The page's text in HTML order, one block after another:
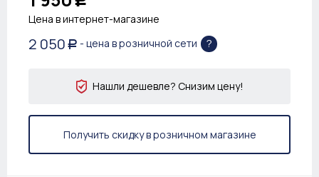
Цена в интернет-магазине
2 050 Р - цена в розничной сети ?
Нашли дешевле? Снизим цену!
Получить скидку в розничном магазине